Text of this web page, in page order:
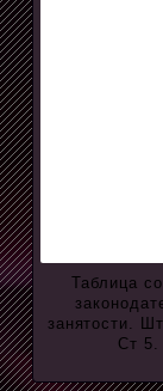
Таблица
занятости.
Ст 5.